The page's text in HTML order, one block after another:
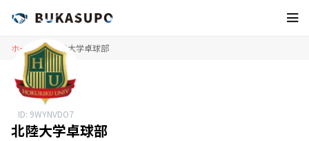
ホーム 北陸大学卓球部
ID: 9WYNVDO7
北陸大学卓球部